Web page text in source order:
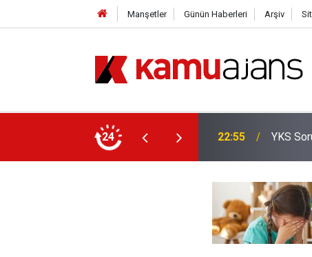
Manşetler Günün Haberleri Arşiv
24 20:25 İl Emri